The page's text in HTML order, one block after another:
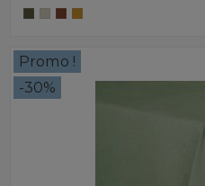
Promo !
-30%